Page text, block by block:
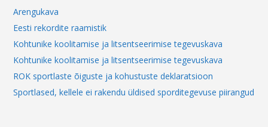
Arengukava
Eesti rekordite raamistik
Kohtunike koolitamise ja litsentseerimise tegevuskava
Kohtunike koolitamise ja litsentseerimise tegevuskava
ROK sportlaste õiguste ja kohustuste deklaratsioon
Sportlased, kellele ei rakendu üldised sporditegevuse piirangud